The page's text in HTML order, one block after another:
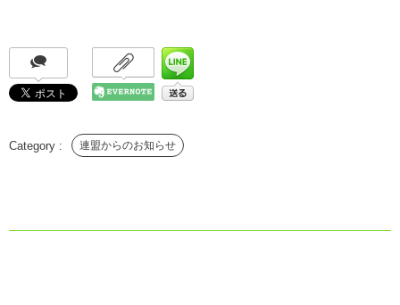
連盟からのお知らせ